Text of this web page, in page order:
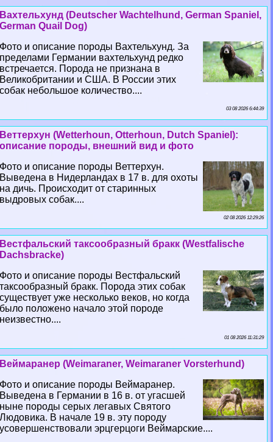
Вахтельхунд (Deutscher Wachtelhund, German Spaniel,
German Quail Dog)
Фото и описание породы Вахтельхунд. За
пределами Германии вахтельхунд редко
встречается. Порода не признана в
Великобритании и США. В России этих
собак небольшое количество....
03 08 2026 6:44:39
Веттерхун (Wetterhoun, Otterhoun, Dutch Spaniel):
описание породы, внешний вид и фото
Фото и описание породы Веттерхун.
Выведена в Нидерландах в 17 в. для охоты
на дичь. Происходит от старинных
выдровых собак....
02 08 2026 12:29:26
Вестфальский таксообразный бpaкк (Westfalische
Dachsbracke)
Фото и описание породы Вестфальский
таксообразный бpaкк. Порода этих собак
существует уже несколько веков, но когда
было положено начало этой породе
неизвестно....
01 08 2026 11:31:29
Веймаранер (Weimaraner, Weimaraner Vorsterhund)
Фото и описание породы Веймаранер.
Выведена в Германии в 16 в. от угасшей
ныне породы серых легавых Святого
Людовика. В начале 19 в. эту породу
усовершенствовали эрцгерцоги Веймарские....